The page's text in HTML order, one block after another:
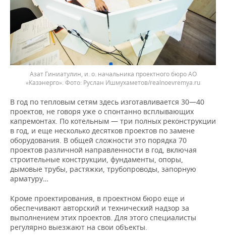
Азат Гиниатулин, и. о. начальника проектного бюро АО
«Казэнерго». Фото: Руслан Ишмухаметов/realnoevremya.ru
В год по тепловым сетям здесь изготавливается 30—40
проектов, не говоря уже о спонтанно всплывающих
капремонтах. По котельным — три полных реконструкции
в год, и еще несколько десятков проектов по замене
оборудования. В общей сложности это порядка 70
проектов различной направленности в год, включая
строительные конструкции, фундаменты, опоры,
дымовые трубы, растяжки, трубопроводы, запорную
арматуру…
Кроме проектирования, в проектном бюро еще и
обеспечивают авторский и технический надзор за
выполнением этих проектов. Для этого специалисты
регулярно выезжают на свои объекты.